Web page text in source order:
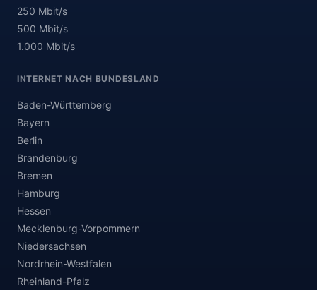
250 Mbit/s
500 Mbit/s
1.000 Mbit/s
INTERNET NACH BUNDESLAND
Baden-Württemberg
Bayern
Berlin
Brandenburg
Bremen
Hamburg
Hessen
Mecklenburg-Vorpommern
Niedersachsen
Nordrhein-Westfalen
Rheinland-Pfalz